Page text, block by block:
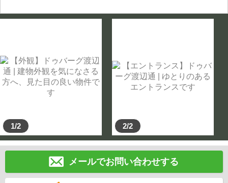
1/2 2/2
メールでお問い合わせする